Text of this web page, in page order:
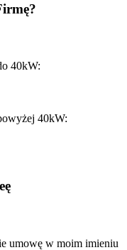
40kW:
40kW:
umowę w moim imieniu